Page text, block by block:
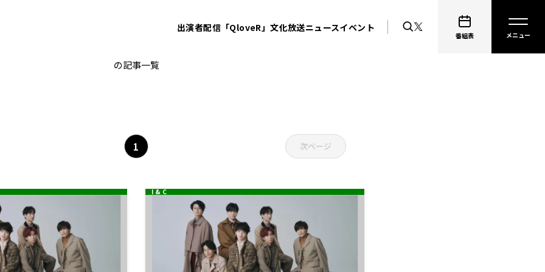
出演者配信「QloveR」文化放送ニュースイベント
番組表
の記事一覧
1 次ページ